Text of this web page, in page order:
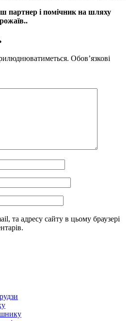
партнер і помічник на шляху
Обов’язкові
та адресу сайту в цьому браузері